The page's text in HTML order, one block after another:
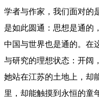
学者与作家，我们面对的
是如此圆通：思想是通的
中国与世界也是通的。在
与研究的理想状态：开阔
她站在江苏的土地上，却
里，却能触摸到永恒的童